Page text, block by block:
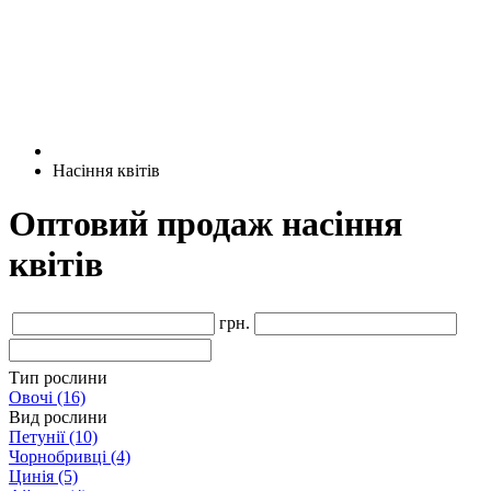
Насіння квітів
Оптовий продаж насіння
квітів
грн.
Тип рослини
Овочі (16)
Вид рослини
Петунії(10)
Чорнобривці (4)
Цинія (5)